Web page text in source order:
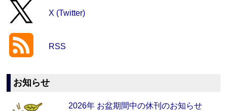
X (Twitter)
RSS
お知らせ
2026年 お盆期間中の休刊のお知らせ